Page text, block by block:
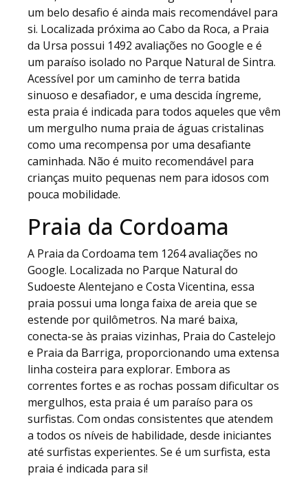
um belo desafio é ainda mais recomendável para
si. Localizada próxima ao Cabo da Roca, a Praia
da Ursa possui 1492 avaliações no Google e é
um paraíso isolado no Parque Natural de Sintra.
Acessível por um caminho de terra batida
sinuoso e desafiador, e uma descida íngreme,
esta praia é indicada para todos aqueles que vêm
um mergulho numa praia de águas cristalinas
como uma recompensa por uma desafiante
caminhada. Não é muito recomendável para
crianças muito pequenas nem para idosos com
pouca mobilidade.
Praia da Cordoama
A Praia da Cordoama tem 1264 avaliações no
Google. Localizada no Parque Natural do
Sudoeste Alentejano e Costa Vicentina, essa
praia possui uma longa faixa de areia que se
estende por quilômetros. Na maré baixa,
conecta-se às praias vizinhas, Praia do Castelejo
e Praia da Barriga, proporcionando uma extensa
linha costeira para explorar. Embora as
correntes fortes e as rochas possam dificultar os
mergulhos, esta praia é um paraíso para os
surfistas. Com ondas consistentes que atendem
a todos os níveis de habilidade, desde iniciantes
até surfistas experientes. Se é um surfista, esta
praia é indicada para si!